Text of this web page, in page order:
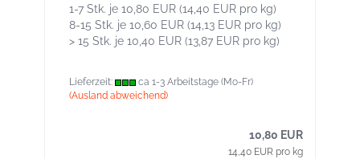
1-7 Stk. je 10,80 EUR (14,40 EUR pro kg)
8-15 Stk. je 10,60 EUR (14,13 EUR pro kg)
> 15 Stk. je 10,40 EUR (13,87 EUR pro kg)
Lieferzeit:
ca 1-3 Arbeitstage (Mo-Fr)
(Ausland abweichend)
10,80 EUR
14,40 EUR pro kg